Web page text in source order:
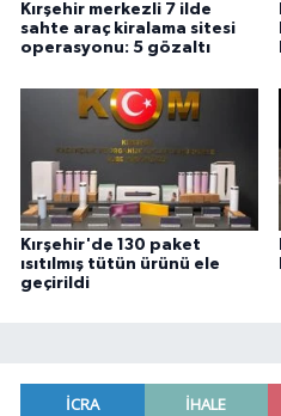
Kırşehir merkezli 7 ilde
sahte araç kiralama sitesi
operasyonu: 5 gözaltı
Kırşehir'de 130 paket
ısıtılmış tütün ürünü ele
geçirildi